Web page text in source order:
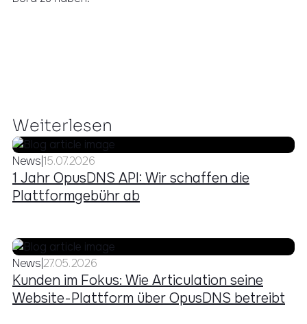
Weiterlesen
News 15.07.2026
1 Jahr OpusDNS API: Wir schaffen die
Plattformgebühr ab
News27.05.2026
Kunden im Fokus: Wie Articulation seine
Website-Plattform über OpusDNS betreibt